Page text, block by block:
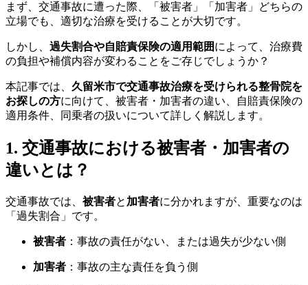
まず、交通事故に遭った際、「被害者」「加害者」どちらの
立場でも、適切な治療を受けることが大切です。
しかし、 過失割合や自賠責保険の適用範囲によって、治療費
の負担や補償内容が変わることをご存じでしょうか？
本記事では、 久留米市で交通事故治療を受けられる整骨院を
お探しの方に向けて、被害者・加害者の違い、自賠責保険の
適用条件、同乗者の扱いについて詳しく解説します。
1. 交通事故における被害者・加害者の
違いとは？
交通事故では、 被害者と 加害者に分かれますが、重要なのは
「過失割合」です。
被害者 ：事故の責任がない、または過失が少ない側
加害者 ：事故の主な責任を負う側